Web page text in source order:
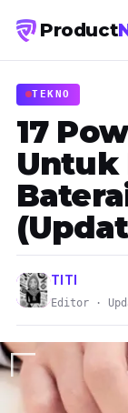
Product
TEKNO
17
Untuk
TITI
Editor ·